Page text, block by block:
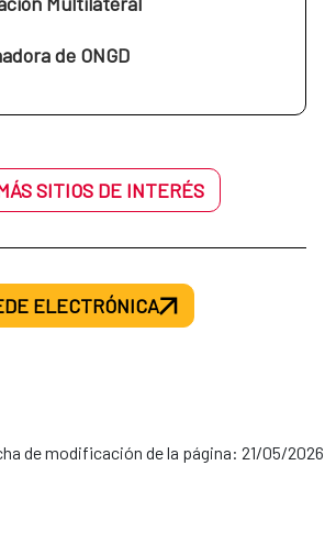
de ONGD
SITIOS DE INTERÉS
ELECTRÓNICA
de modificación de la página: 21/05/2026